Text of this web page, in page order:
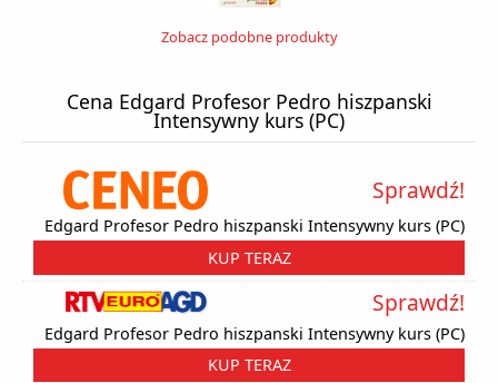
Zobacz podobne produkty
Cena Edgard Profesor Pedro hiszpanski
Intensywny kurs (PC)
Edgard Profesor Pedro hiszpanski Intensywny kurs (PC)
Sprawdź!
KUP TERAZ
Edgard Profesor Pedro hiszpanski Intensywny kurs (PC)
Sprawdź!
KUP TERAZ